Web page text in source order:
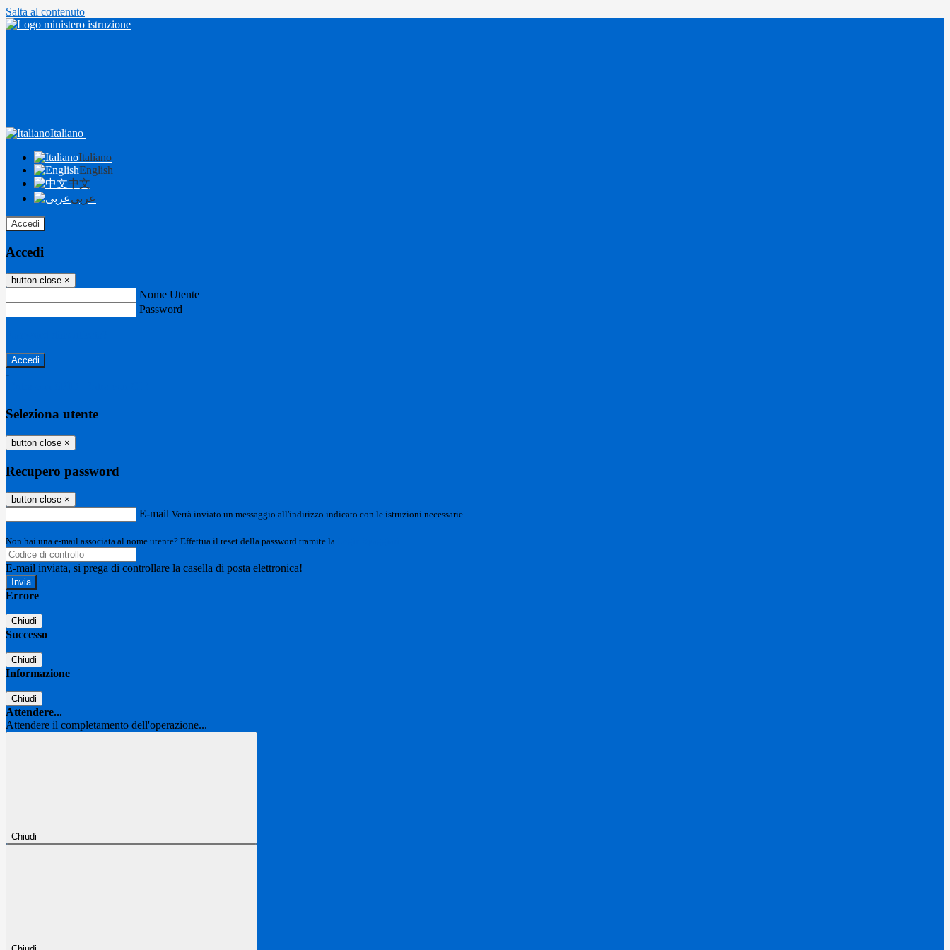
Salta al contenuto
Italiano
Italiano
English
中文
عربى
Accedi
Accedi
button close ×
Nome Utente
Password
-
Seleziona utente
button close ×
Recupero password
button close ×
E-mail Verrà inviato un messaggio all'indirizzo indicato con le istruzioni necessarie.
Non hai una e-mail associata al nome utente? Effettua il reset della password tramite la
E-mail inviata, si prega di controllare la casella di posta elettronica!
Errore
Chiudi
Successo
Chiudi
Informazione
Chiudi
Attendere...
Attendere il completamento dell'operazione...
Chiudi